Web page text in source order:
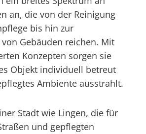
an, die von der Reinigung
bis hin zur
Gebäuden reichen. Mit
Konzepten sorgen sie
Objekt individuell betreut
Ambiente ausstrahlt.
Stadt wie Lingen, die für
und gepflegten